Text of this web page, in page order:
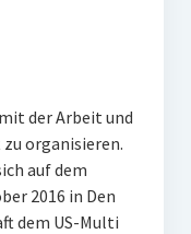
der Arbeit und
organisieren.
auf dem
2016 in Den
dem US-Multi